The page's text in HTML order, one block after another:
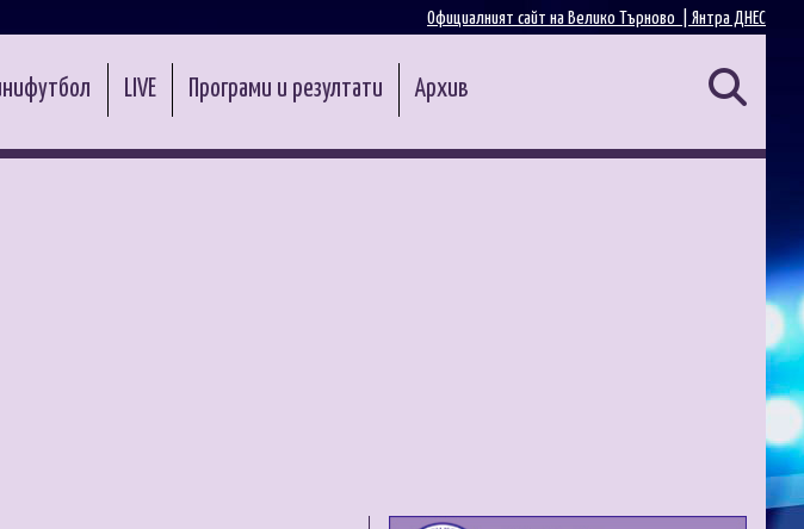
Янтра ДНЕС
Официалният сайт на Велико Търново |
LIVE Програми и резултати Архив